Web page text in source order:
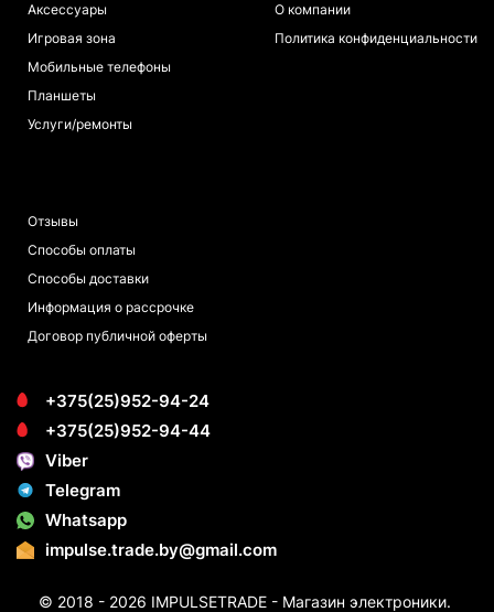
Аксессуары
Игровая зона
Мобильные телефоны
Планшеты
Услуги/ремонты
О компании
Политика конфиденциальности
Отзывы
Способы оплаты
Способы доставки
Информация о рассрочке
Договор публичной оферты
+375(25)952-94-24
+375(25)952-94-44
Viber
Telegram
Whatsapp
impulse.trade.by@gmail.com
© 2018 - 2026 IMPULSETRADE - Магазин электроники.